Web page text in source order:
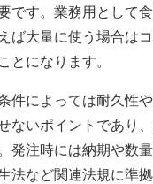
です。業務用として
ば大量に使う場合は
とになります。
件によっては耐久性
ないポイントであり
発注時には納期や数
法など関連法規に準